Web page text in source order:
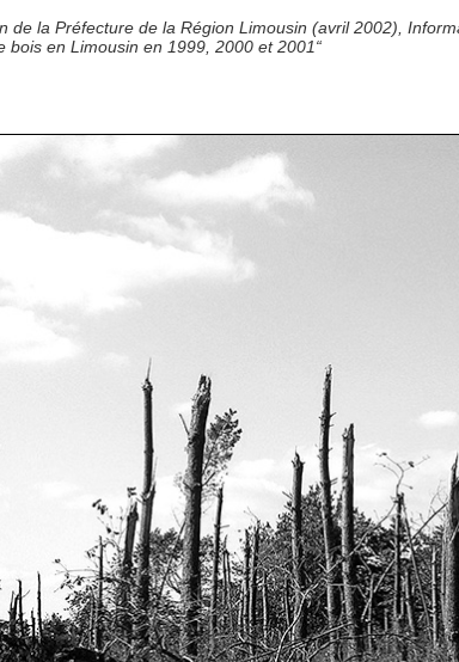
de la Préfecture de la Région Limousin (avril 2002),
bois en Limousin en 1999, 2000 et 2001“